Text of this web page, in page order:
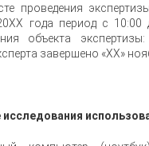
проведения
года период с 10:00
объекта
завершено «ХХ»
исследования